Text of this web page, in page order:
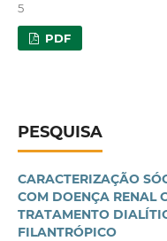
5
PDF
PESQUISA
CARACTERIZAÇÃO
COM DOENÇA RENAL
TRATAMENTO
FILANTRÓPICO